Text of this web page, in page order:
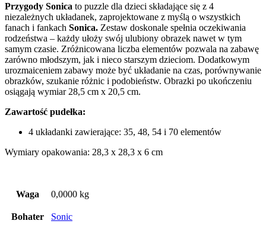
Przygody Sonica to puzzle dla dzieci składające się z 4
niezależnych układanek, zaprojektowane z myślą o wszystkich
fanach i fankach Sonica. Zestaw doskonale spełnia oczekiwania
rodzeństwa – każdy ułoży swój ulubiony obrazek nawet w tym
samym czasie. Zróżnicowana liczba elementów pozwala na zabawę
zarówno młodszym, jak i nieco starszym dzieciom. Dodatkowym
urozmaiceniem zabawy może być układanie na czas, porównywanie
obrazków, szukanie różnic i podobieństw. Obrazki po ukończeniu
osiągają wymiar 28,5 cm x 20,5 cm.
Zawartość pudełka:
4 układanki zawierające: 35, 48, 54 i 70 elementów
Wymiary opakowania: 28,3 x 28,3 x 6 cm
Waga 0,0000 kg
Bohater Sonic